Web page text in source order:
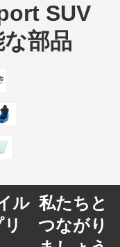
SUV
部品
ル 私たちと
つながり